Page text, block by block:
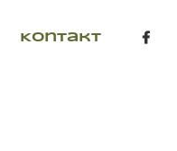
Kontakt